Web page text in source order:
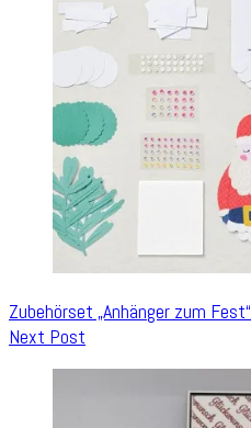
Zubehörset „Anhänger zum Fest“
Next Post